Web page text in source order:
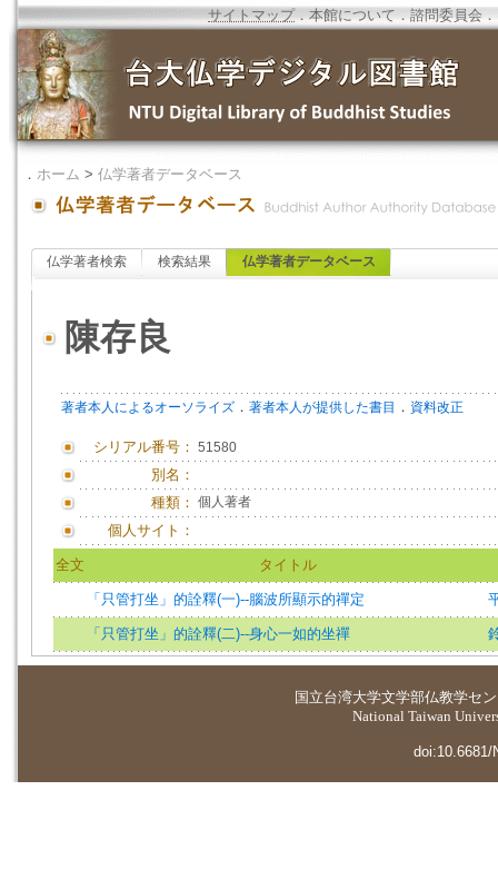
サイトマップ．本館について ．諮問委員会 ．
． ホーム > 仏学著者データベース
仏学著者検索 検索結果 仏学著者データベース
陳存良
著者本人によるオーソライズ ． 著者本人が提供した書目 ． 資料改正
シリアル番号： 51580
別名：
種類： 個人著者
個人サイト：
全文 タイトル
「只管打坐」的詮釋(一)--腦波所顯示的禪定
「只管打坐」的詮釋(二)--身心一如的坐禪
国立台湾大学文学部仏教学セ
National Taiwan
doi:10.6681/